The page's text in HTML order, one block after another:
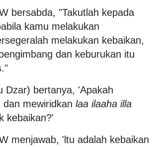
bersabda, "Takutlah kepada
kamu melakukan
melakukan kebaikan,
dan keburukan itu
Dzar) bertanya, 'Apakah
mewiridkan laa ilaaha illa
kebaikan?'
menjawab, 'ltu adalah kebaikan